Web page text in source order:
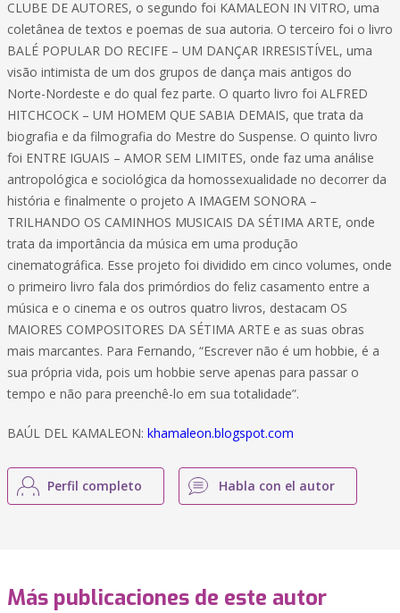
CLUBE DE AUTORES, o segundo foi KAMALEON IN VITRO, uma
coletânea de textos e poemas de sua autoria. O terceiro foi o livro
BALÉ POPULAR DO RECIFE – UM DANÇAR IRRESISTÍVEL, uma
visão intimista de um dos grupos de dança mais antigos do
Norte-Nordeste e do qual fez parte. O quarto livro foi ALFRED
HITCHCOCK – UM HOMEM QUE SABIA DEMAIS, que trata da
biografia e da filmografia do Mestre do Suspense. O quinto livro
foi ENTRE IGUAIS – AMOR SEM LIMITES, onde faz uma análise
antropológica e sociológica da homossexualidade no decorrer da
história e finalmente o projeto A IMAGEM SONORA –
TRILHANDO OS CAMINHOS MUSICAIS DA SÉTIMA ARTE, onde
trata da importância da música em uma produção
cinematográfica. Esse projeto foi dividido em cinco volumes, onde
o primeiro livro fala dos primórdios do feliz casamento entre a
música e o cinema e os outros quatro livros, destacam OS
MAIORES COMPOSITORES DA SÉTIMA ARTE e as suas obras
mais marcantes. Para Fernando, “Escrever não é um hobbie, é a
sua própria vida, pois um hobbie serve apenas para passar o
tempo e não para preenchê-lo em sua totalidade”.
BAÚL DEL KAMALEON: khamaleon.blogspot.com
Perfil completo Habla con el autor
Más publicaciones de este autor